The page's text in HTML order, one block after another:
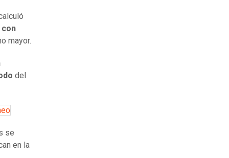
mayor.
del
se
en la